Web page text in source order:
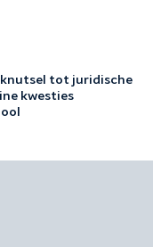
knutsel tot juridische
kwesties